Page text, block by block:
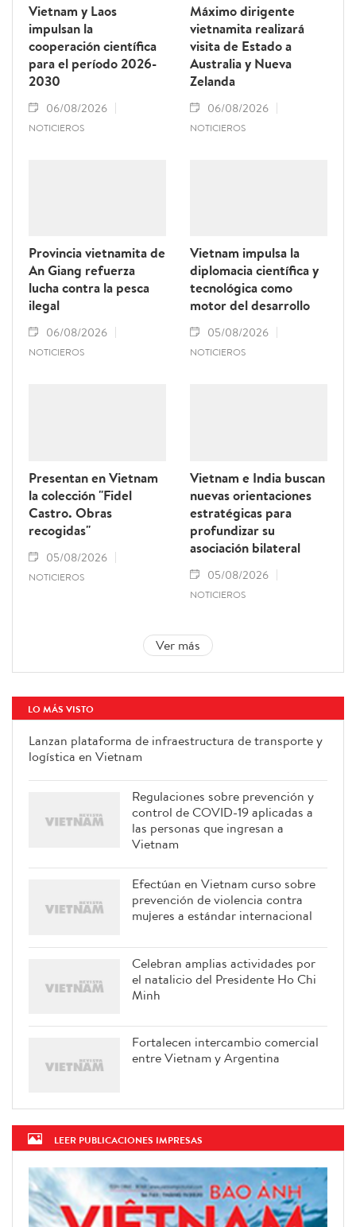
Vietnam y Laos
impulsan la
cooperación científica
para el período 2026-
2030
06/08/2026
NOTICIEROS
Máximo dirigente
vietnamita realizará
visita de Estado a
Australia y Nueva
Zelanda
06/08/2026
NOTICIEROS
Provincia vietnamita de
An Giang refuerza
lucha contra la pesca
ilegal
06/08/2026
NOTICIEROS
Vietnam impulsa la
diplomacia científica y
tecnológica como
motor del desarrollo
05/08/2026
NOTICIEROS
Presentan en Vietnam
la colección "Fidel
Castro. Obras
recogidas"
05/08/2026
NOTICIEROS
Vietnam e India buscan
nuevas orientaciones
estratégicas para
profundizar su
asociación bilateral
05/08/2026
NOTICIEROS
Ver más
LO MÁS VISTO
Lanzan plataforma de infraestructura de transporte y
logística en Vietnam
Regulaciones sobre prevención y
control de COVID-19 aplicadas a
las personas que ingresan a
Vietnam
Efectúan en Vietnam curso sobre
prevención de violencia contra
mujeres a estándar internacional
Celebran amplias actividades por
el natalicio del Presidente Ho Chi
Minh
Fortalecen intercambio comercial
entre Vietnam y Argentina
LEER PUBLICACIONES IMPRESAS